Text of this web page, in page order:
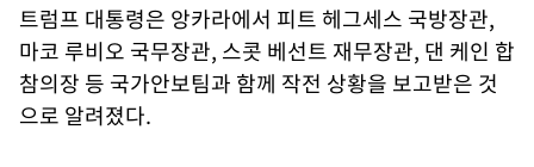
트럼프 대통령은 앙카라에서 피트 헤그세스 국방장관,
마코 루비오 국무장관, 스콧 베선트 재무장관, 댄 케인 합
참의장 등 국가안보팀과 함께 작전 상황을 보고받은 것
으로 알려졌다.